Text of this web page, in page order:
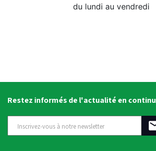
du lundi au vendredi
Restez informés de l'actualité en continu